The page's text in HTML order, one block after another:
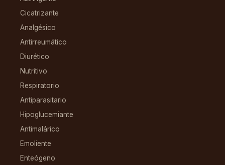
Cicatrizante
Analgésico
Antirreumático
Diurético
Nutritivo
Respiratorio
Antiparasitario
Hipoglucemiante
Antimalárico
Emoliente
Enteógeno